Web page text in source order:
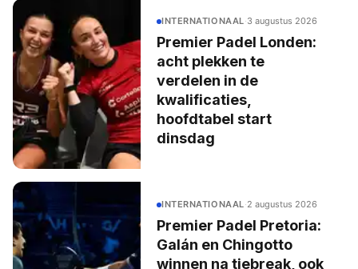
INTERNATIONAAL·3 augustus 2026
Premier Padel Londen:
acht plekken te
verdelen in de
kwalificaties,
hoofdtabel start
dinsdag
INTERNATIONAAL·2 augustus 2026
Premier Padel Pretoria:
Galán en Chingotto
winnen na tiebreak, ook